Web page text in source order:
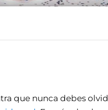
que nunca debes